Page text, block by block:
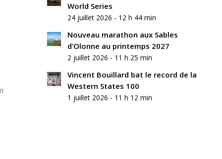
Nom
*
mail
*
World Series
24 juillet 2026 - 12 h 44 min
Nouveau marathon aux Sables
d’Olonne au printemps 2027
2 juillet 2026 - 11 h 25 min
Vincent Bouillard bat le record de la
Western States 100
1 juillet 2026 - 11 h 12 min